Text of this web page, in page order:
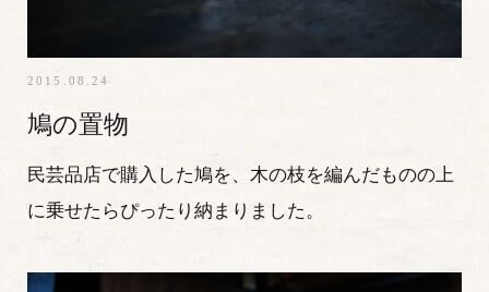
2015.08.24
鳩の置物
民芸品店で購入した鳩を、木の枝を編んだものの上
に乗せたらぴったり納まりました。